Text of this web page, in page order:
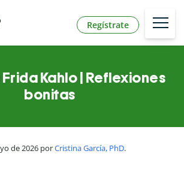
Regístrate
Kahlo | Reflexiones
bonitas
de 2026 porCristina García, PhD.